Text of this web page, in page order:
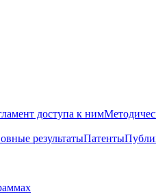
доступа к ним
результатыПатенты